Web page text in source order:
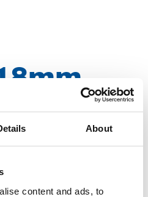
About
content and ads, to